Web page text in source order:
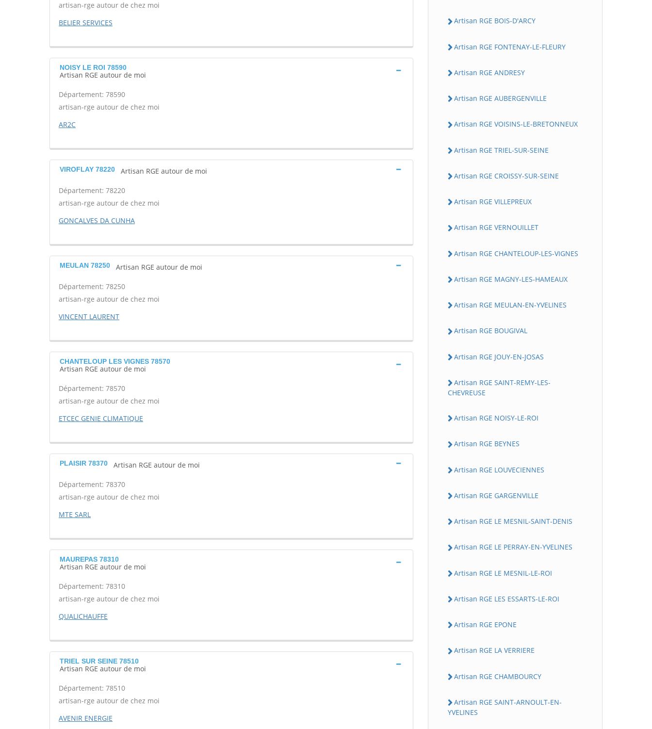
artisan-rge autour de chez moi
BELIER SERVICES
NOISY LE ROI 78590
Artisan RGE autour de moi
Département: 78590
artisan-rge autour de chez moi
AR2C
VIROFLAY 78220 Artisan RGE autour de moi
Département: 78220
artisan-rge autour de chez moi
GONCALVES DA CUNHA
MEULAN 78250 Artisan RGE autour de moi
Département: 78250
artisan-rge autour de chez moi
VINCENT LAURENT
CHANTELOUP LES VIGNES 78570
Artisan RGE autour de moi
Département: 78570
artisan-rge autour de chez moi
ETCEC GENIE CLIMATIQUE
PLAISIR 78370 Artisan RGE autour de moi
Département: 78370
artisan-rge autour de chez moi
MTE SARL
MAUREPAS 78310
Artisan RGE autour de moi
Département: 78310
artisan-rge autour de chez moi
QUALICHAUFFE
TRIEL SUR SEINE 78510
Artisan RGE autour de moi
Département: 78510
artisan-rge autour de chez moi
AVENIR ENERGIE
Artisan RGE BOIS-D'ARCY
Artisan RGE FONTENAY-LE-FLEURY
Artisan RGE ANDRESY
Artisan RGE AUBERGENVILLE
Artisan RGE VOISINS-LE-BRETONNEUX
Artisan RGE TRIEL-SUR-SEINE
Artisan RGE CROISSY-SUR-SEINE
Artisan RGE VILLEPREUX
Artisan RGE VERNOUILLET
Artisan RGE CHANTELOUP-LES-VIGNES
Artisan RGE MAGNY-LES-HAMEAUX
Artisan RGE MEULAN-EN-YVELINES
Artisan RGE BOUGIVAL
Artisan RGE JOUY-EN-JOSAS
Artisan RGE SAINT-REMY-LES-
CHEVREUSE
Artisan RGE NOISY-LE-ROI
Artisan RGE BEYNES
Artisan RGE LOUVECIENNES
Artisan RGE GARGENVILLE
Artisan RGE LE MESNIL-SAINT-DENIS
Artisan RGE LE PERRAY-EN-YVELINES
Artisan RGE LE MESNIL-LE-ROI
Artisan RGE LES ESSARTS-LE-ROI
Artisan RGE EPONE
Artisan RGE LA VERRIERE
Artisan RGE CHAMBOURCY
Artisan RGE SAINT-ARNOULT-EN-
YVELINES